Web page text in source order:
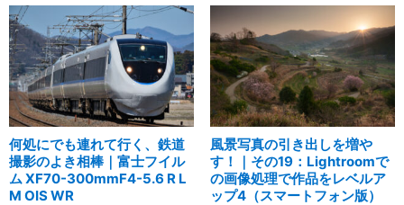
何処にでも連れて行く、鉄道
撮影のよき相棒｜富士フイル
ム XF70-300mmF4-5.6 R L
M OIS WR
風景写真の引き出しを増や
す！｜その19：Lightroomで
の画像処理で作品をレベルア
ップ4（スマートフォン版）